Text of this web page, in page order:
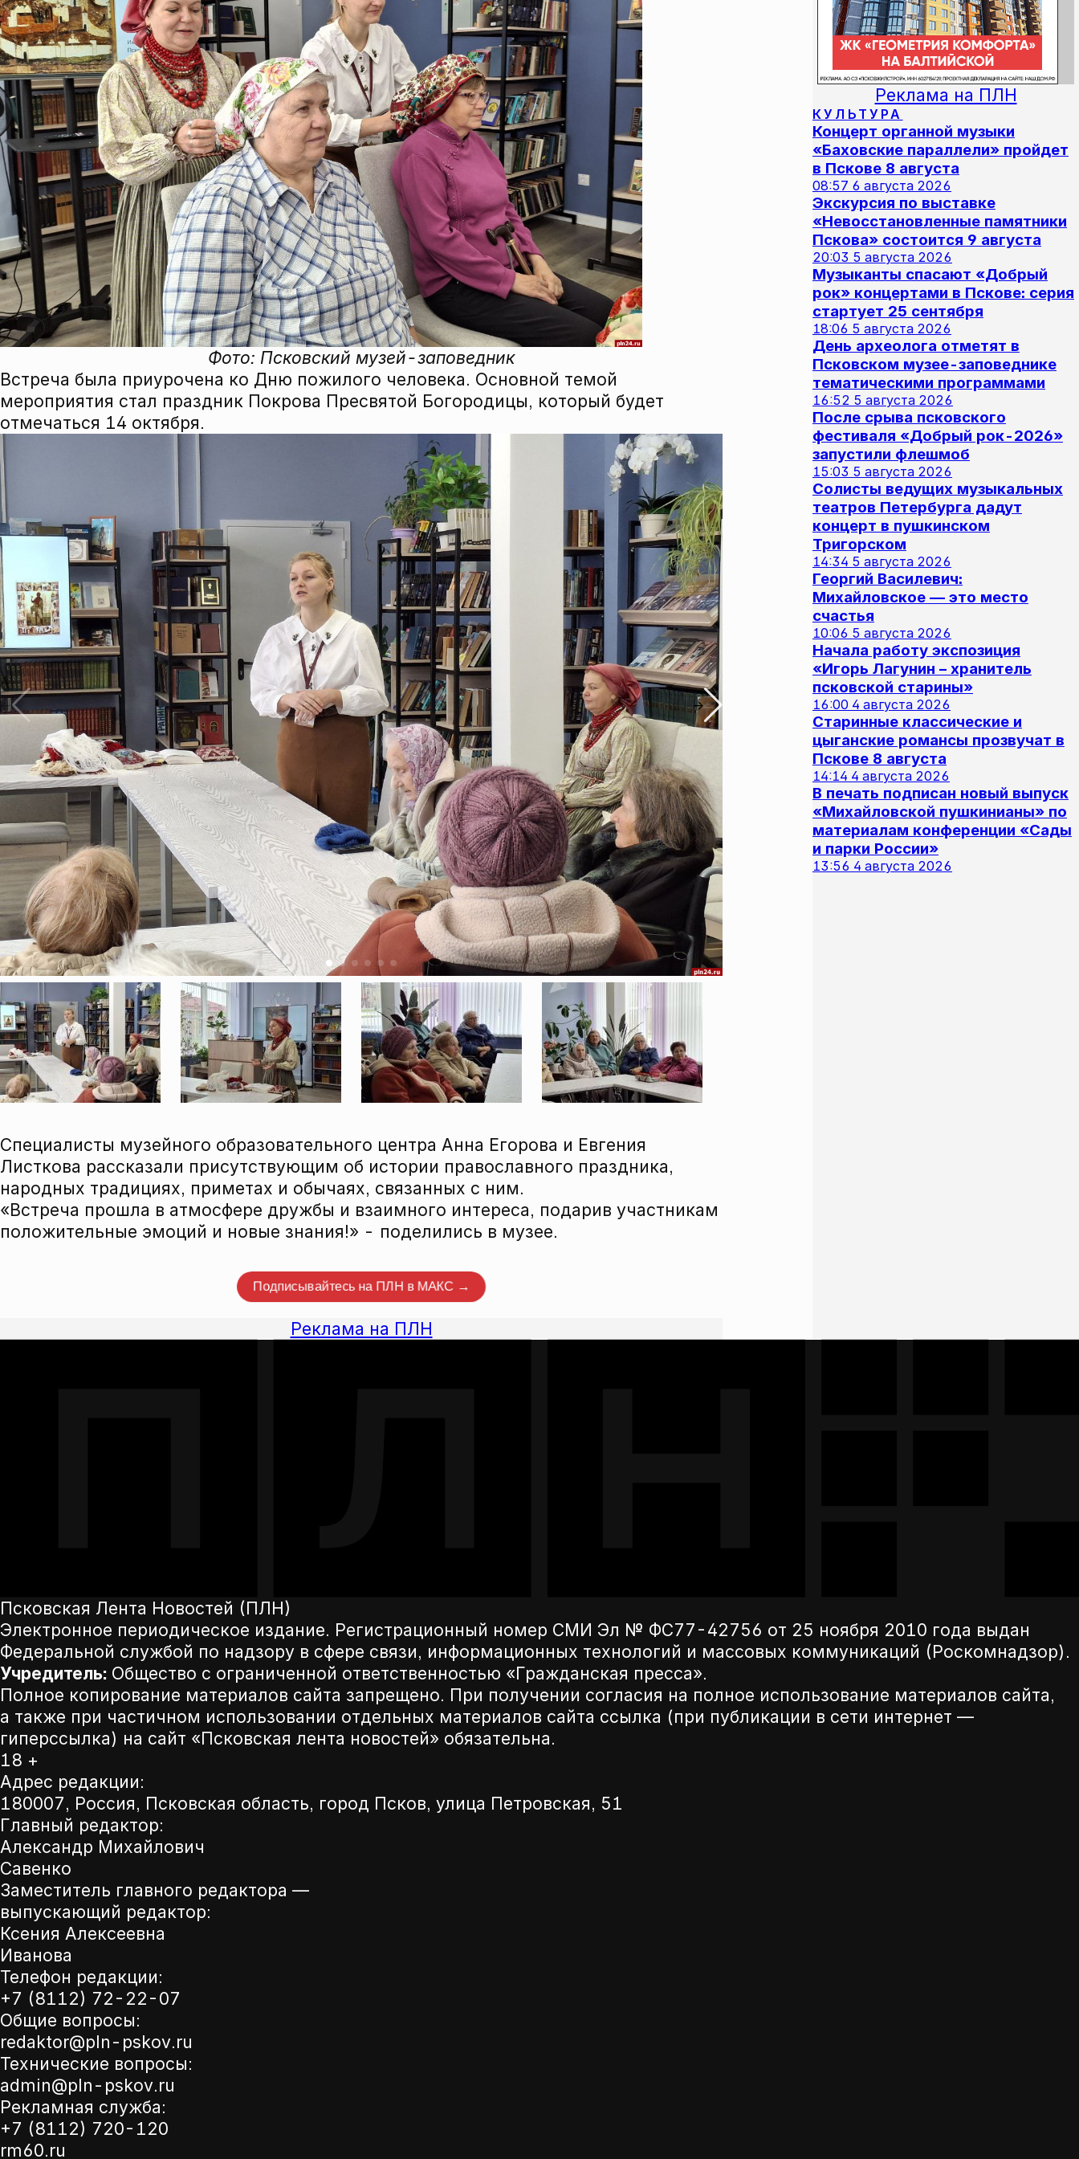
Фото: Псковский музей-заповедник
Встреча была приурочена ко Дню пожилого человека. Основной темой
мероприятия стал праздник Покрова Пресвятой Богородицы, который будет
отмечаться 14 октября.
→
←
Специалисты музейного образовательного центра Анна Егорова и Евгения
Листкова рассказали присутствующим об истории православного праздника,
народных традициях, приметах и обычаях, связанных с ним.
«Встреча прошла в атмосфере дружбы и взаимного интереса, подарив участникам
положительные эмоций и новые знания!» - поделились в музее.
Подписывайтесь на ПЛН в МАКС →
Реклама на ПЛН
Реклама на ПЛН
КУЛЬТУРА
Концерт органной музыки
«Баховские параллели» пройдет
в Пскове 8 августа
08:57 6 августа 2026
Экскурсия по выставке
«Невосстановленные памятники
Пскова» состоится 9 августа
20:03 5 августа 2026
Музыканты спасают «Добрый
рок» концертами в Пскове: серия
стартует 25 сентября
18:06 5 августа 2026
День археолога отметят в
Псковском музее-заповеднике
тематическими программами
16:52 5 августа 2026
После срыва псковского
фестиваля «Добрый рок-2026»
запустили флешмоб
15:03 5 августа 2026
Солисты ведущих музыкальных
театров Петербурга дадут
концерт в пушкинском
Тригорском
14:34 5 августа 2026
Георгий Василевич:
Михайловское — это место
счастья
10:06 5 августа 2026
Начала работу экспозиция
«Игорь Лагунин – хранитель
псковской старины»
16:00 4 августа 2026
Старинные классические и
цыганские романсы прозвучат в
Пскове 8 августа
14:14 4 августа 2026
В печать подписан новый выпуск
«Михайловской пушкинианы» по
материалам конференции «Сады
и парки России»
13:56 4 августа 2026
Псковская Лента Новостей (ПЛН)
Электронное периодическое издание. Регистрационный номер СМИ Эл № ФС77-42756 от 25 ноября 2010 года выдан
Федеральной службой по надзору в сфере связи, информационных технологий и массовых коммуникаций (Роскомнадзор).
Учредитель: Общество с ограниченной ответственностью «Гражданская пресса».
Полное копирование материалов сайта запрещено. При получении согласия на полное использование материалов сайта,
а также при частичном использовании отдельных материалов сайта ссылка (при публикации в сети интернет —
гиперссылка) на сайт «Псковская лента новостей» обязательна.
18 +
Адрес редакции:
180007, Россия, Псковская область, город Псков, улица Петровская, 51
Главный редактор:
Александр Михайлович
Савенко
Заместитель главного редактора —
выпускающий редактор:
Ксения Алексеевна
Иванова
Телефон редакции:
+7 (8112) 72-22-07
Общие вопросы:
redaktor@pln-pskov.ru
Технические вопросы:
admin@pln-pskov.ru
Рекламная служба:
+7 (8112) 720-120
rm60.ru